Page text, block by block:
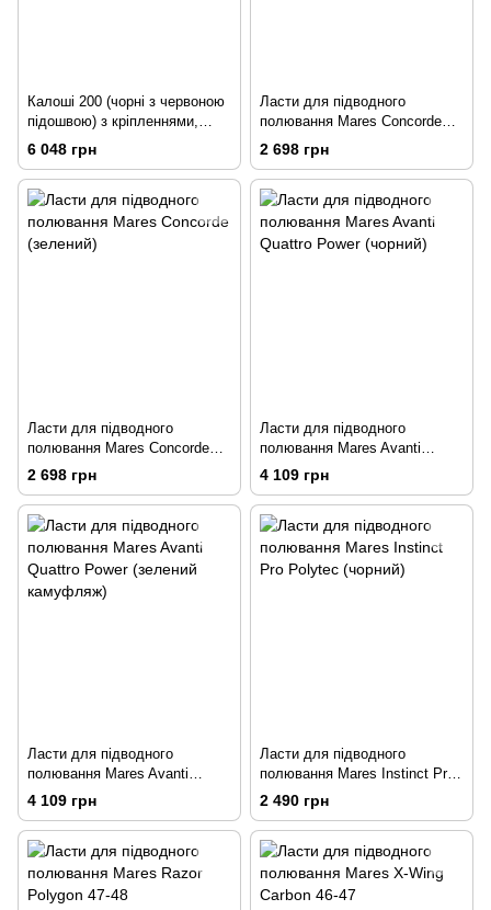
Калоші 200 (чорні з червоною
підошвою) з кріпленнями,
42/43
6 048 грн
Ласти для підводного
полювання Mares Concorde
(коричневий)
2 698 грн
Ласти для підводного
полювання Mares Concorde
(зелений)
2 698 грн
Ласти для підводного
полювання Mares Avanti
Quattro Power (чорний)
4 109 грн
Ласти для підводного
полювання Mares Avanti
Quattro Power (зелений
камуфляж)
4 109 грн
Ласти для підводного
полювання Mares Instinct Pro
Polytec (чорний)
2 490 грн